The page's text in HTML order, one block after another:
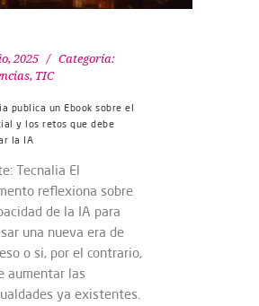
2025
Categoría:
, TIC
publica un Ebook sobre el
y los retos que debe
la IA
Tecnalia El
reflexiona sobre
de la IA para
una nueva era de
o si, por el contrario,
aumentar las
ya existentes.